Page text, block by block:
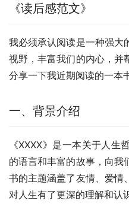
《读后感范文》
我必须承认阅读是一种强大
视野，丰富我们的内心，并
分享一下我近期阅读的一本
一、背景介绍
《XXXX》是一本关于人
的语言和丰富的故事，向我
书的主题涵盖了友情、爱情
对人生有了更深的理解和认